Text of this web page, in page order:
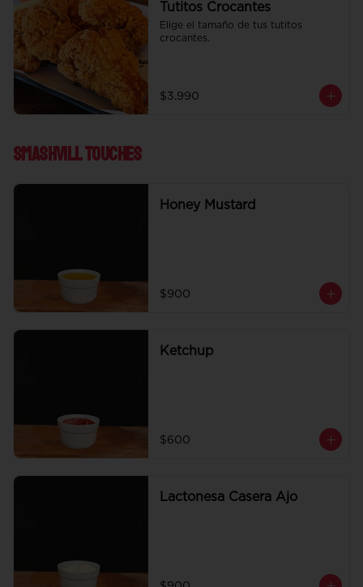
Tutitos Crocantes
Elige el tamaño de tus tutitos
crocantes.
$3.990
Smashvill Touches
Honey Mustard
$900
Ketchup
$600
Lactonesa Casera Ajo